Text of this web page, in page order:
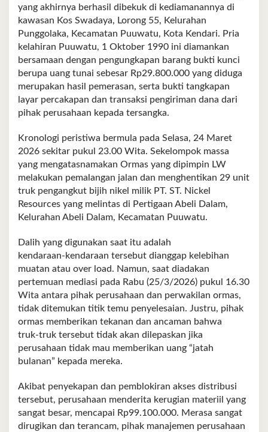
yang akhirnya berhasil dibekuk di kediamanannya di
kawasan Kos Swadaya, Lorong 55, Kelurahan
Punggolaka, Kecamatan Puuwatu, Kota Kendari. Pria
kelahiran Puuwatu, 1 Oktober 1990 ini diamankan
bersamaan dengan pengungkapan barang bukti kunci
berupa uang tunai sebesar Rp29.800.000 yang diduga
merupakan hasil pemerasan, serta bukti tangkapan
layar percakapan dan transaksi pengiriman dana dari
pihak perusahaan kepada tersangka.
Kronologi peristiwa bermula pada Selasa, 24 Maret
2026 sekitar pukul 23.00 Wita. Sekelompok massa
yang mengatasnamakan Ormas yang dipimpin LW
melakukan pemalangan jalan dan menghentikan 29 unit
truk pengangkut bijih nikel milik PT. ST. Nickel
Resources yang melintas di Pertigaan Abeli Dalam,
Kelurahan Abeli Dalam, Kecamatan Puuwatu.
Dalih yang digunakan saat itu adalah
kendaraan‑kendaraan tersebut dianggap kelebihan
muatan atau over load. Namun, saat diadakan
pertemuan mediasi pada Rabu (25/3/2026) pukul 16.30
Wita antara pihak perusahaan dan perwakilan ormas,
tidak ditemukan titik temu penyelesaian. Justru, pihak
ormas memberikan tekanan dan ancaman bahwa
truk‑truk tersebut tidak akan dilepaskan jika
perusahaan tidak mau memberikan uang “jatah
bulanan” kepada mereka.
Akibat penyekapan dan pemblokiran akses distribusi
tersebut, perusahaan menderita kerugian materiil yang
sangat besar, mencapai Rp99.100.000. Merasa sangat
dirugikan dan terancam, pihak manajemen perusahaan